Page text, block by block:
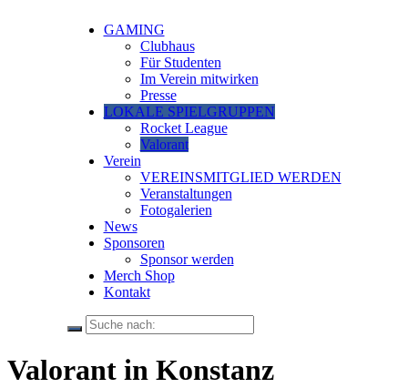
GAMING
Clubhaus
Für Studenten
Im Verein mitwirken
Presse
LOKALE SPIELGRUPPEN
Rocket League
Valorant
Verein
VEREINSMITGLIED WERDEN
Veranstaltungen
Fotogalerien
News
Sponsoren
Sponsor werden
Merch Shop
Kontakt
Valorant in Konstanz